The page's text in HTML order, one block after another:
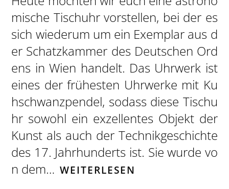
mische Tischuhr vorstellen, bei der es
sich wiederum um ein Exemplar aus d
er Schatzkammer des Deutschen Ord
ens in Wien handelt. Das Uhrwerk ist
eines der frühesten Uhrwerke mit Ku
hschwanzpendel, sodass diese Tischu
hr sowohl ein exzellentes Objekt der
Kunst als auch der Technikgeschichte
des 17. Jahrhunderts ist. Sie wurde vo
n dem… WEITERLESEN